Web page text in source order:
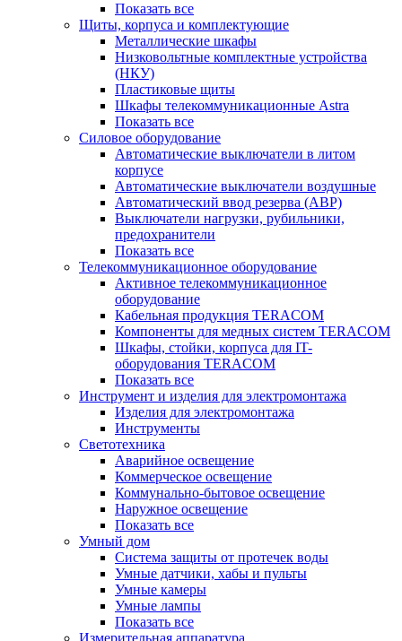
Показать все
Щиты, корпуса и комплектующие
Металлические шкафы
Низковольтные комплектные устройства
(НКУ)
Пластиковые щиты
Шкафы телекоммуникационные Astra
Показать все
Силовое оборудование
Автоматические выключатели в литом
корпусе
Автоматические выключатели воздушные
Автоматический ввод резерва (АВР)
Выключатели нагрузки, рубильники,
предохранители
Показать все
Телекоммуникационное оборудование
Активное телекоммуникационное
оборудование
Кабельная продукция TERACOM
Компоненты для медных систем TERACOM
Шкафы, стойки, корпуса для IT-
оборудования TERACOM
Показать все
Инструмент и изделия для электромонтажа
Изделия для электромонтажа
Инструменты
Светотехника
Аварийное освещение
Коммерческое освещение
Коммунально-бытовое освещение
Наружное освещение
Показать все
Умный дом
Система защиты от протечек воды
Умные датчики, хабы и пульты
Умные камеры
Умные лампы
Показать все
Измерительная аппаратура